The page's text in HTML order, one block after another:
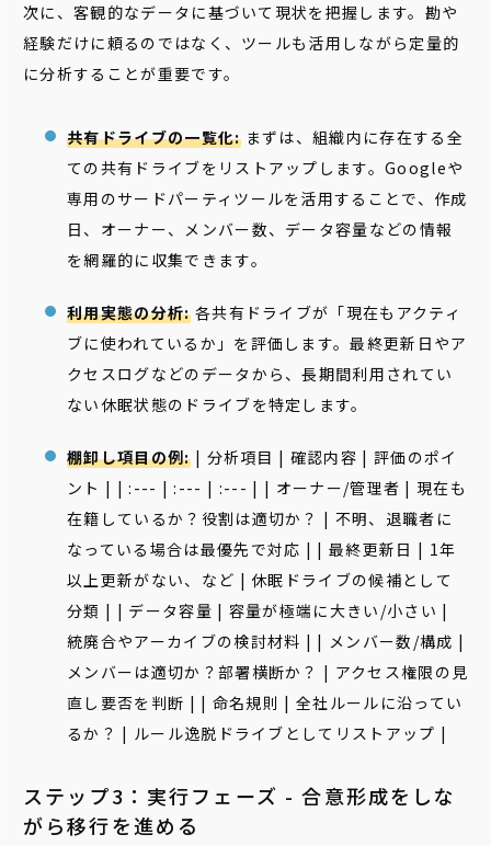
次に、客観的なデータに基づいて現状を把握します。勘や
経験だけに頼るのではなく、ツールも活用しながら定量的
に分析することが重要です。
共有ドライブの一覧化:まずは、組織内に存在する全
ての共有ドライブをリストアップします。Googleや
専用のサードパーティツールを活用することで、作成
日、オーナー、メンバー数、データ容量などの情報
を網羅的に収集できます。
利用実態の分析:各共有ドライブが「現在もアクティ
ブに使われているか」を評価します。最終更新日やア
クセスログなどのデータから、長期間利用されてい
ない休眠状態のドライブを特定します。
棚卸し項目の例:| 分析項目 | 確認内容 | 評価のポイ
ント | | :--- | :--- | :--- | | オーナー/管理者 | 現在も
在籍しているか？役割は適切か？ | 不明、退職者に
なっている場合は最優先で対応 | | 最終更新日 | 1年
以上更新がない、など | 休眠ドライブの候補として
分類 | | データ容量 | 容量が極端に大きい/小さい |
統廃合やアーカイブの検討材料 | | メンバー数/構成 |
メンバーは適切か？部署横断か？ | アクセス権限の見
直し要否を判断 | | 命名規則 | 全社ルールに沿ってい
るか？ | ルール逸脱ドライブとしてリストアップ |
ステップ3：実行フェーズ - 合意形成をしな
がら移行を進める